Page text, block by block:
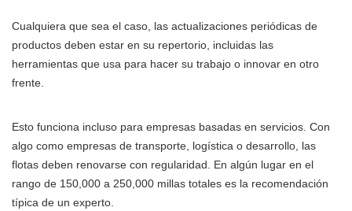
Cualquiera que sea el caso, las actualizaciones periódicas de
productos deben estar en su repertorio, incluidas las
herramientas que usa para hacer su trabajo o innovar en otro
frente.
Esto funciona incluso para empresas basadas en servicios. Con
algo como empresas de transporte, logística o desarrollo, las
flotas deben renovarse con regularidad. En algún lugar en el
rango de 150,000 a 250,000 millas totales es la recomendación
típica de un experto.